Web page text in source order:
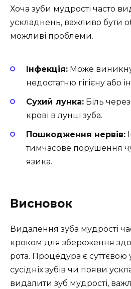
Хоча зуби мудрості часто
ускладнень, важливо бути
можливі проблеми.
Інфекція: Може
недостатню гігієну або
Сухий лунка: Біль
крові в лунці зуба.
Пошкодження нервів:
тимчасове порушення
язика.
Висновок
Видалення зуба мудрості
кроком для збереження
рота. Процедура є суттєвою
сусідніх зубів чи появи
видалити зуб мудрості,